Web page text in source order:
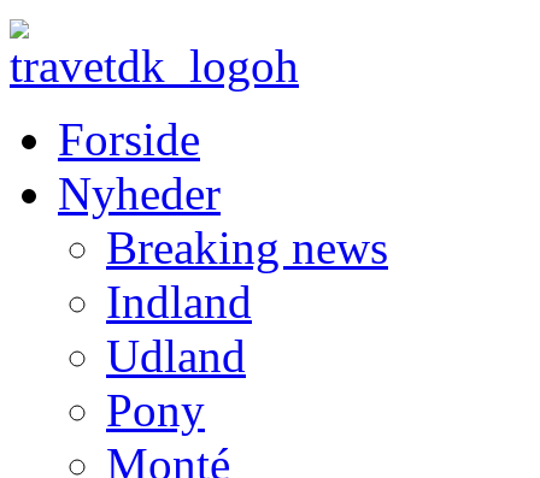
Forside
Nyheder
Breaking news
Indland
Udland
Pony
Monté